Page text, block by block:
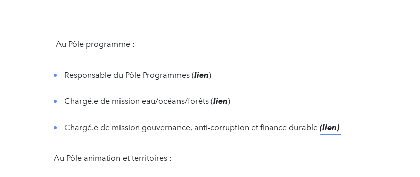
Au Pôle programme :
Responsable du Pôle Programmes (lien)
Chargé.e de mission eau/océans/forêts (lien)
Chargé.e de mission gouvernance, anti-corruption et finance durable (lien)
Au Pôle animation et territoires :